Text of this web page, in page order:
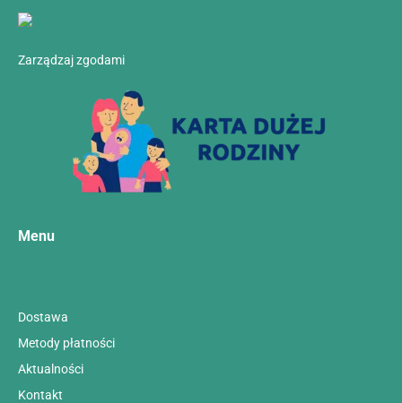
Zarządzaj zgodami
Menu
Dostawa
Metody płatności
Aktualności
Kontakt